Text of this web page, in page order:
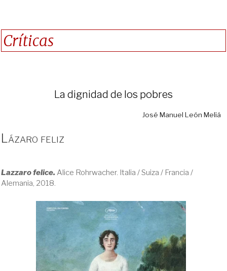
Críticas
La dignidad de los pobres
José Manuel León Meliá
Lázaro feliz
Lazzaro felice. Alice Rohrwacher. Italia / Suiza / Francia /
Alemania, 2018.